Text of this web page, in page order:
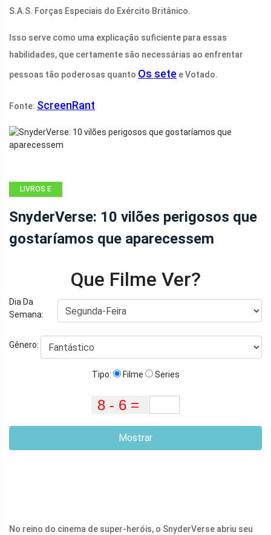
S.A.S. Forças Especiais do Exército Britânico.
Isso serve como uma explicação suficiente para essas
habilidades, que certamente são necessárias ao enfrentar
pessoas tão poderosas quanto Os sete e Votado.
Fonte: ScreenRant
LIVROS E
SnyderVerse: 10 vilões perigosos que
gostaríamos que aparecessem
Que Filme Ver?
Dia Da
Semana:
Gênero:
Tipo: Filme Series
Mostrar
No reino do cinema de super-heróis, o SnyderVerse abriu seu